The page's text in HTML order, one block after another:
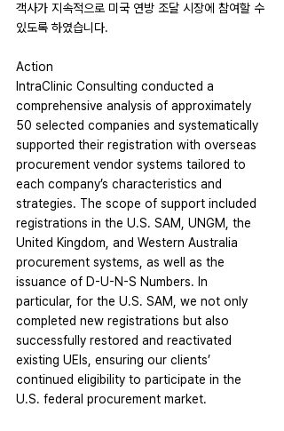
객사가 지속적으로 미국 연방 조달 시장에 참여할 수
있도록 하였습니다.
Action
IntraClinic Consulting conducted a
comprehensive analysis of approximately
50 selected companies and systematically
supported their registration with overseas
procurement vendor systems tailored to
each company’s characteristics and
strategies. The scope of support included
registrations in the U.S. SAM, UNGM, the
United Kingdom, and Western Australia
procurement systems, as well as the
issuance of D-U-N-S Numbers. In
particular, for the U.S. SAM, we not only
completed new registrations but also
successfully restored and reactivated
existing UEIs, ensuring our clients’
continued eligibility to participate in the
U.S. federal procurement market.